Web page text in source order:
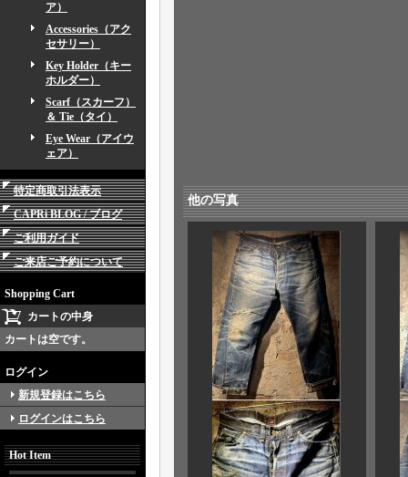
ア）
Accessories（アク
セサリー）
Key Holder（キー
ホルダー）
Scarf（スカーフ）
＆ Tie（タイ）
Eye Wear（アイウ
ェア）
特定商取引法表示
CAPRi BLOG / ブログ
ご利用ガイド
ご来店ご予約について
Shopping Cart
カートの中身
カートは空です。
ログイン
新規登録はこちら
ログインはこちら
Hot Item
他の写真